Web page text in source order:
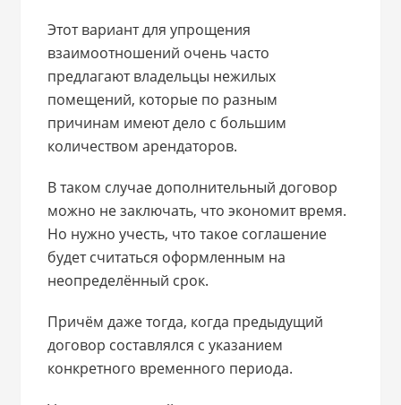
Этот вариант для упрощения
взаимоотношений очень часто
предлагают владельцы нежилых
помещений, которые по разным
причинам имеют дело с большим
количеством арендаторов.
В таком случае дополнительный договор
можно не заключать, что экономит время.
Но нужно учесть, что такое соглашение
будет считаться оформленным на
неопределённый срок.
Причём даже тогда, когда предыдущий
договор составлялся с указанием
конкретного временного периода.